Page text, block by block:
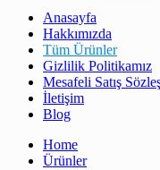
Anasayfa
Hakkımızda
Tüm Ürünler
Gizlilik Politikamız
Mesafeli Satış
İletişim
Blog
Home
Ürünler